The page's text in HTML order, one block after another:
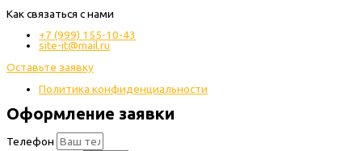
Как связаться с нами
+7 (999) 155-10-43
site-it@mail.ru
Оставьте заявку
Политика конфиденциальности
Оформление заявки
Телефон